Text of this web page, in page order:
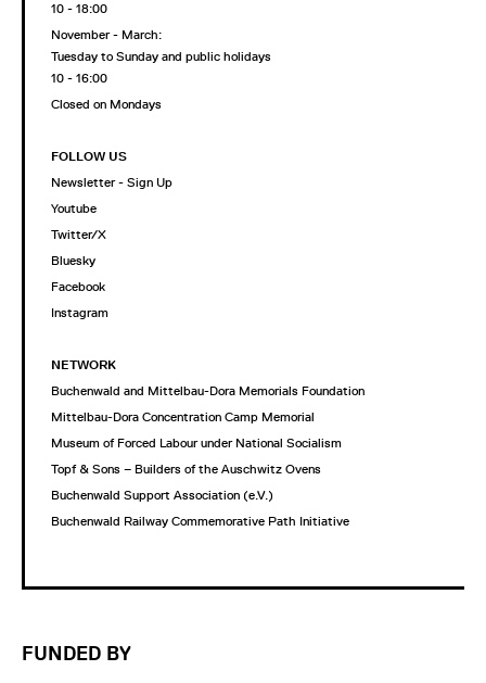
10 - 18:00
November - March:
Tuesday to Sunday and public holidays
10 - 16:00
Closed on Mondays
FOLLOW US
Newsletter - Sign Up
Youtube
Twitter/X
Bluesky
Facebook
Instagram
NETWORK
Buchenwald and Mittelbau-Dora Memorials Foundation
Mittelbau-Dora Concentration Camp Memorial
Museum of Forced Labour under National Socialism
Topf & Sons – Builders of the Auschwitz Ovens
Buchenwald Support Association (e.V.)
Buchenwald Railway Commemorative Path Initiative
FUNDED BY